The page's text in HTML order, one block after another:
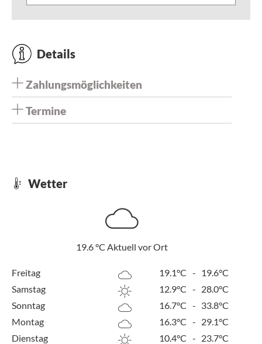
Details
Zahlungsmöglichkeiten
Termine
Wetter
19.6°C Aktuell vor Ort
Freitag 19.1°C - 19.6°C
Samstag
12.9°C - 28.0°C
Sonntag
16.7°C - 33.8°C
Montag
16.3°C - 29.1°C
Dienstag
10.4°C - 23.7°C